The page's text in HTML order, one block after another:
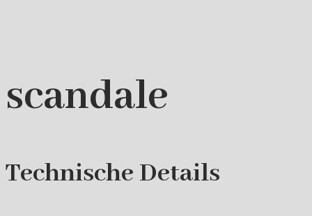
scandale
Technische Details